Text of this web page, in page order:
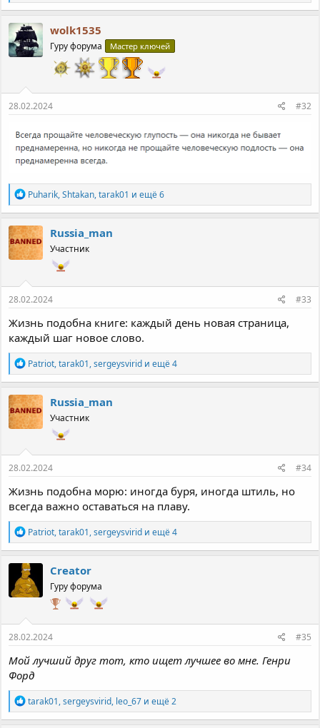
а
к
ц
и
и
wolk1535
Гуру форума Мастер ключей
28.02.2024 #32
Р
е
а
к
ц
и
и
Puharik,Shtakan,tarak01 и ещё 6
Russia_man
Участник
28.02.2024 #33
Жизнь подобна книге: каждый день новая страница,
каждый шаг новое слово.
Р
е
а
к
ц
и
и
Patriot,tarak01,sergeysvirid и ещё 4
Russia_man
Участник
28.02.2024 #34
Жизнь подобна морю: иногда буря, иногда штиль, но
всегда важно оставаться на плаву.
Р
е
а
к
ц
и
и
Patriot,tarak01,sergeysvirid и ещё 4
Creator
Гуру форума
28.02.2024 #35
Мой лучший друг тот, кто ищет лучшее во мне. Генри
Форд
Р
е
а
tarak01,sergeysvirid, leo_67 и ещё 2